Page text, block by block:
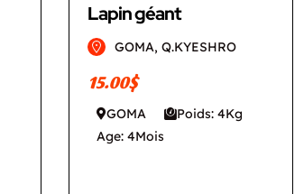
Lapin géant
GOMA, Q.KYESHRO
15.00$
GOMA
Poids: 4Kg
Age: 4Mois